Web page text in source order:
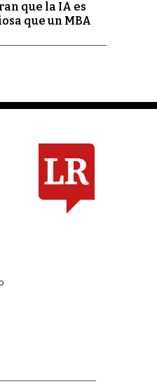
que la IA es
que un MBA